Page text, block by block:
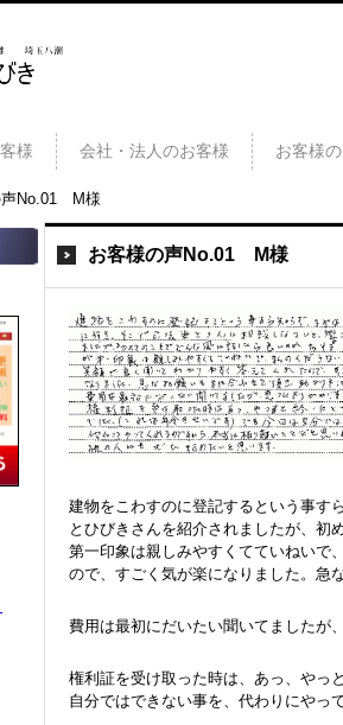
様 会社・法人のお客様 お客様
声No.01 M様
お客様の声No.01 M様
建物をこわすのに登記するという事す
とひびきさんを紹介されましたが、初
第一印象は親しみやすくてていねいで
ので、すごく気が楽になりました。急
費用は最初にだいたい聞いてましたが
権利証を受け取った時は、あっ、やっ
自分ではできない事を、代わりにやっ